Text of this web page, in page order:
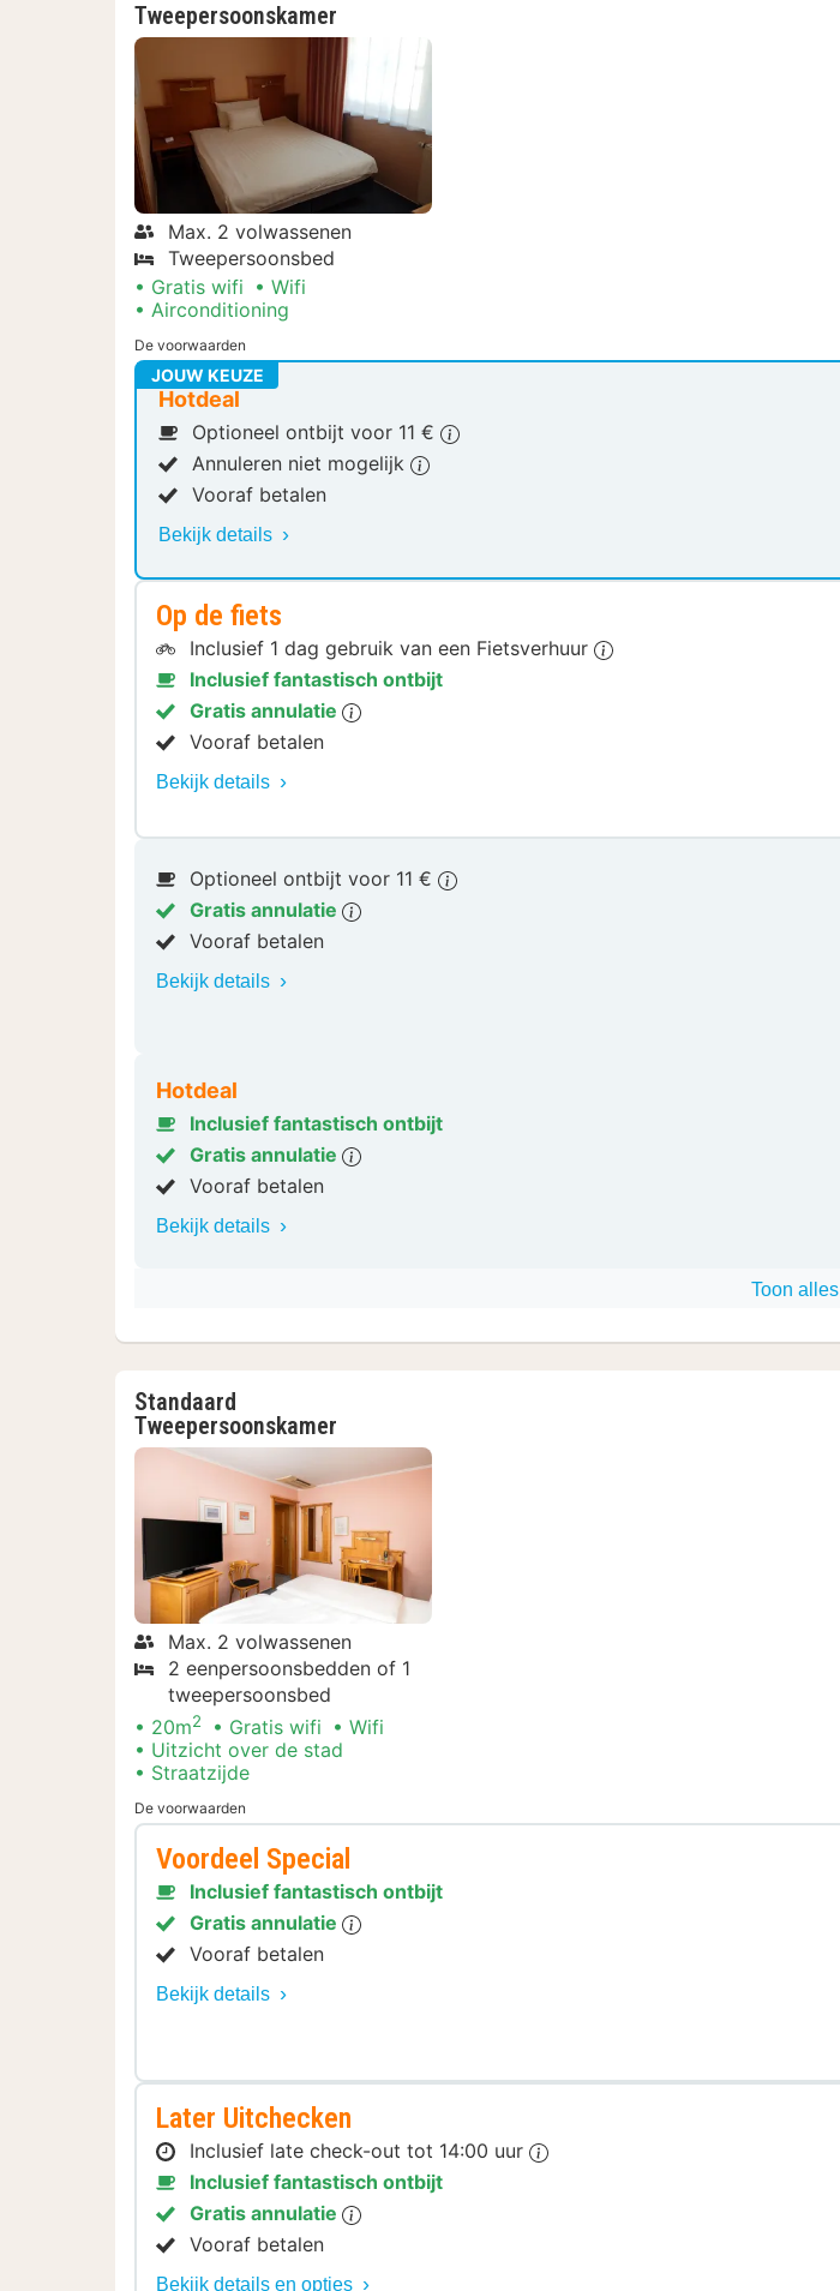
Tweepersoonskamer
Max. 2 volwassenen
Tweepersoonsbed
Gratis wifi
Wifi
Airconditioning
De voorwaarden
JOUW KEUZE
Hotdeal
Optioneel ontbijt voor 11 €
Annuleren niet mogelijk
Vooraf betalen
Bekijk details
Op de fiets
Inclusief 1 dag gebruik van een Fietsverhuur
Inclusief fantastisch ontbijt
Gratis annulatie
Vooraf betalen
Bekijk details
Optioneel ontbijt voor 11 €
Gratis annulatie
Vooraf betalen
Bekijk details
Hotdeal
Inclusief fantastisch ontbijt
Gratis annulatie
Vooraf betalen
Bekijk details
Toon alles
Standaard
Tweepersoonskamer
Max. 2 volwassenen
2 eenpersoonsbedden of 1
tweepersoonsbed
20m2 Gratis wifi
Wifi
Uitzicht over de stad
Straatzijde
De voorwaarden
Voordeel Special
Inclusief fantastisch ontbijt
Gratis annulatie
Vooraf betalen
Bekijk details
Later Uitchecken
Inclusief late check-out tot 14:00 uur
Inclusief fantastisch ontbijt
Gratis annulatie
Vooraf betalen
Bekijk details en opties